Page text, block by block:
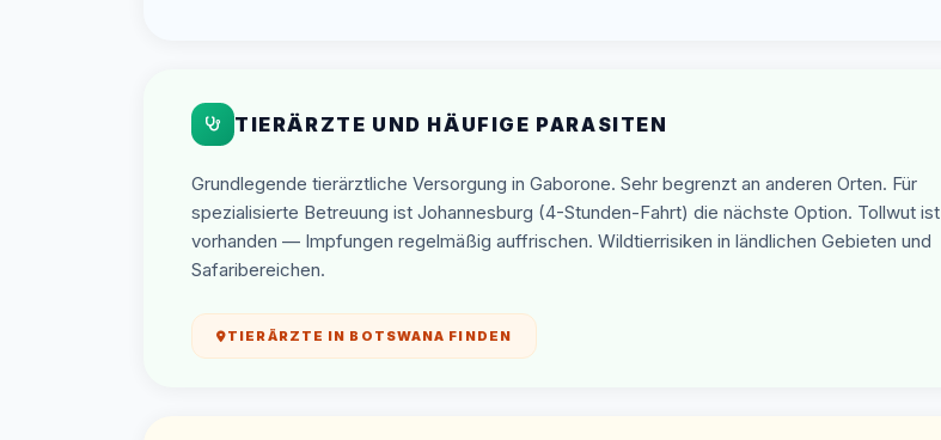
TIERÄRZTE UND HÄUFIGE PARASITEN
Grundlegende tierärztliche Versorgung in Gaborone. Sehr begrenzt an anderen Orten. Für
spezialisierte Betreuung ist Johannesburg (4-Stunden-Fahrt) die nächste Option. Tollwut ist
vorhanden — Impfungen regelmäßig auffrischen. Wildtierrisiken in ländlichen Gebieten und
Safaribereichen.
TIERÄRZTE IN BOTSWANA FINDEN